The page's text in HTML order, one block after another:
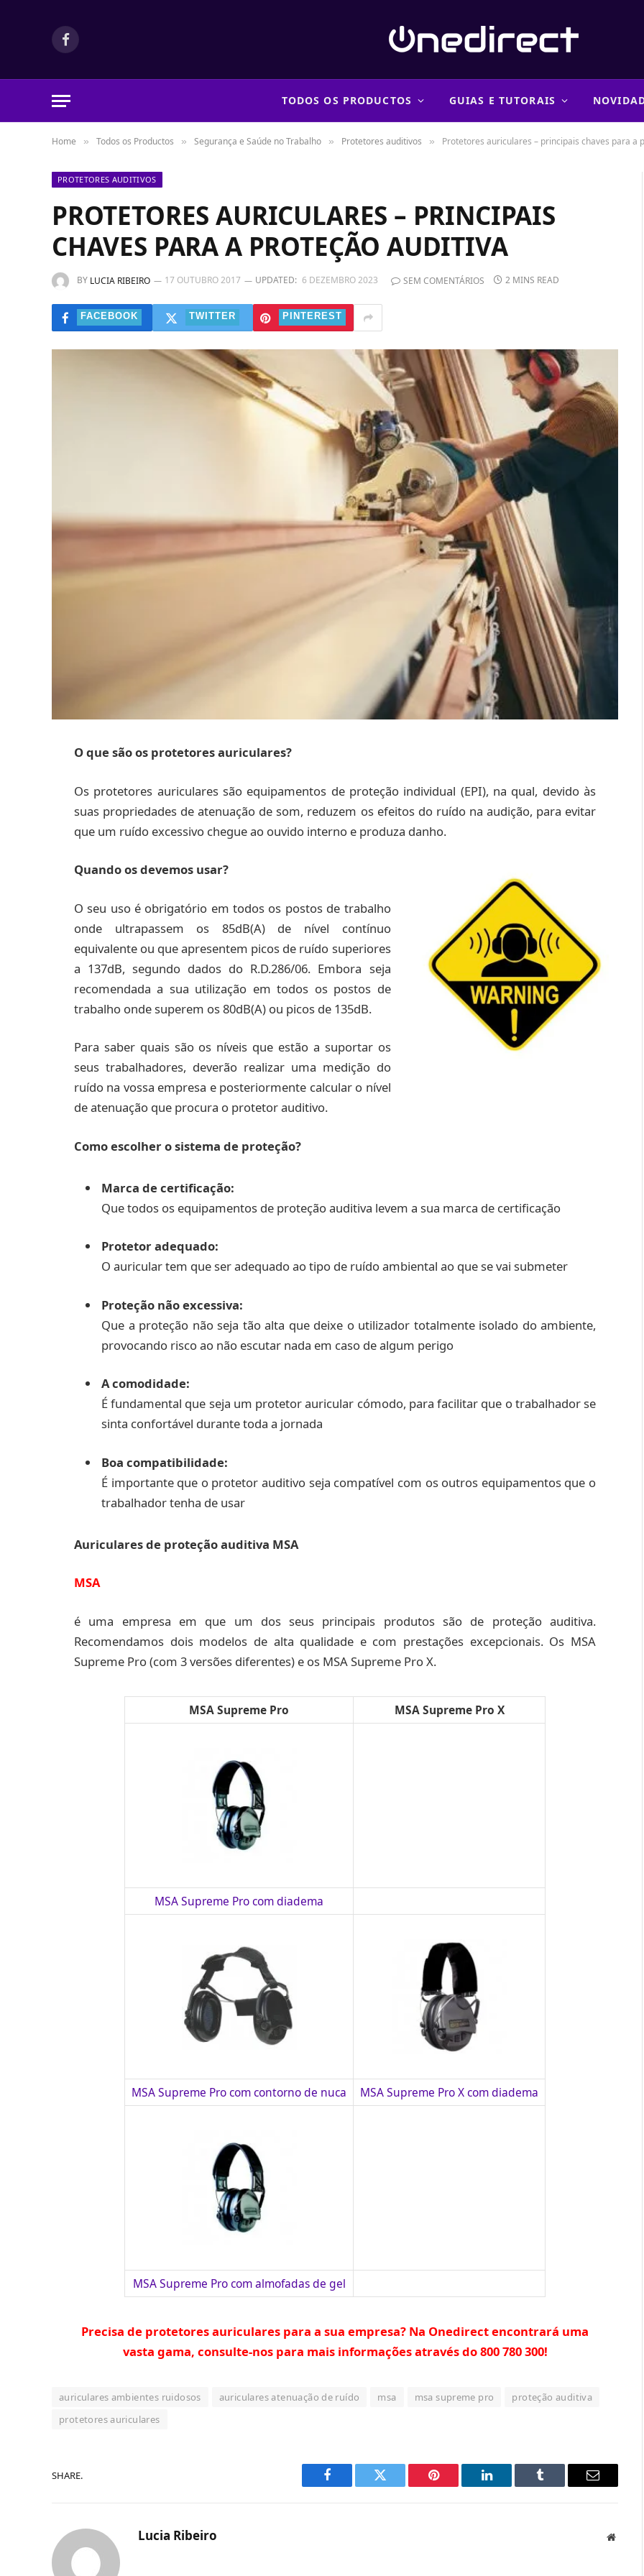
Facebook
TODOS OS PRODUCTOS GUIAS E TUTORAIS
Home » Todos os Productos » Segurança e Saúde no Trabalho » Protetores auditivos » Protetores auriculares – principais chaves para a
PROTETORES AUDITIVOS
PROTETORES AURICULARES – PRINCIPAIS
CHAVES PARA A PROTEÇÃO AUDITIVA
BY LUCIA RIBEIRO 17 OUTUBRO 2017 UPDATED: 6 DEZEMBRO 2023 SEM COMENTÁRIOS 2 MINS READ
FACEBOOK TWITTER PINTEREST
O que são os protetores auriculares?
Os protetores auriculares são equipamentos de proteção individual (EPI), na qual, devido às
suas propriedades de atenuação de som, reduzem os efeitos do ruído na audição, para evitar
que um ruído excessivo chegue ao ouvido interno e produza danho.
Quando os devemos usar?
O seu uso é obrigatório em todos os postos de trabalho
onde ultrapassem os 85dB(A) de nível contínuo
equivalente ou que apresentem picos de ruído superiores
a 137dB, segundo dados do R.D.286/06. Embora seja
recomendada a sua utilização em todos os postos de
trabalho onde superem os 80dB(A) ou picos de 135dB.
Para saber quais são os níveis que estão a suportar os
seus trabalhadores, deverão realizar uma medição do
ruído na vossa empresa e posteriormente calcular o nível
de atenuação que procura o protetor auditivo.
Como escolher o sistema de proteção?
Marca de certificação:
Que todos os equipamentos de proteção auditiva levem a sua marca de certificação
Protetor adequado:
O auricular tem que ser adequado ao tipo de ruído ambiental ao que se vai submeter
Proteção não excessiva:
Que a proteção não seja tão alta que deixe o utilizador totalmente isolado do ambiente,
provocando risco ao não escutar nada em caso de algum perigo
A comodidade:
É fundamental que seja um protetor auricular cómodo, para facilitar que o trabalhador se
sinta confortável durante toda a jornada
Boa compatibilidade:
É importante que o protetor auditivo seja compatível com os outros equipamentos que o
trabalhador tenha de usar
Auriculares de proteção auditiva MSA
MSA
é uma empresa em que um dos seus principais produtos são de proteção auditiva.
Recomendamos dois modelos de alta qualidade e com prestações excepcionais. Os MSA
Supreme Pro (com 3 versões diferentes) e os MSA Supreme Pro X.
MSA Supreme Pro MSA Supreme Pro X
MSA Supreme Pro com diadema
MSA Supreme Pro com contorno de nuca MSA Supreme Pro X com diadema
MSA Supreme Pro com almofadas de gel
Precisa de protetores auriculares para a sua empresa? Na Onedirect encontrará uma
vasta gama, consulte-nos para mais informações através do 800 780 300!
auriculares ambientes ruidosos auriculares atenuação de ruído msa msa supreme pro
proteção auditiva
protetores auriculares
SHARE.
Facebook Twitter Pinterest LinkedIn Tumblr Email
Lucia Ribeiro Website